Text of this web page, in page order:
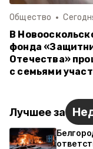
Общество
В
фонда
Отечества»
с семьями
Лучшее за